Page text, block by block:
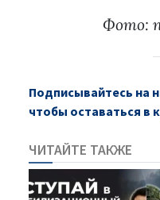
Фото:
Подписывайтесь на
чтобы оставаться в
ЧИТАЙТЕ ТАКЖЕ